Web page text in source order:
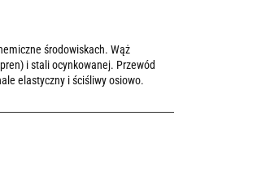
środowiskach. Wąż
i stali ocynkowanej. Przewód
elastyczny i ściśliwy osiowo.